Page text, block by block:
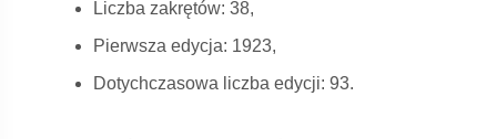
Liczba zakrętów: 38,
Pierwsza edycja: 1923,
Dotychczasowa liczba edycji: 93.